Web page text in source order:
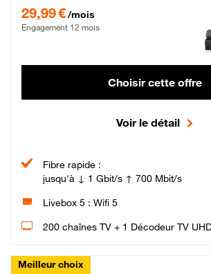
29,99 €/mois
Engagement 12 mois
Choisir cette offre
Voir le détail
Fibre rapide :
jusqu'à ↓ 1 Gbit/s ↑ 700 Mbit/s
Livebox 5 : Wifi 5
200 chaînes TV + 1 Décodeur TV
Meilleur choix